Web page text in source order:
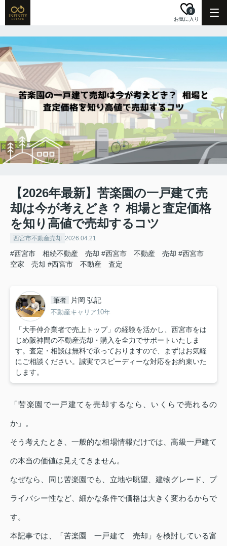
お気に入り
0
【2026年最新】苦楽園の一戸建て売
却は今が考えどき？ 相場と査定価格
を知り高値で売却するコツ
西宮市不動産売却 2026.04.21
#西宮市 相続不動産 売却 #西宮市 不動産 売却 #西宮市
空家 売却 #西宮市 不動産 査定
筆者 片岡 弘記
不動産キャリア10年
「大手仲介業者で売上トップ」の経験を活かし、西宮市をは
じめ阪神間の不動産売却・購入を全力でサポートいたしま
す。査定・相談は無料で承っておりますので、まずはお気軽
にご相談ください。誠実でスピーディーな対応をお約束いた
します。
「苦楽園で一戸建てを売却するなら、いくらで売れるの
か」。
そう考えたとき、一般的な相場情報だけでは、高級一戸建て
の本当の価値は見えてきません。
なぜなら、同じ苦楽園でも、立地や眺望、建物グレード、プ
ライバシー性など、細かな条件で価格は大きく変わるからで
す。
本記事では、「苦楽園 一戸建て 売却」を検討している富